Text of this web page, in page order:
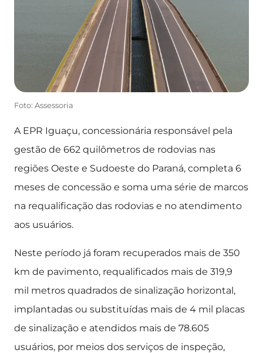
Foto: Assessoria
A EPR Iguaçu, concessionária responsável pela
gestão de 662 quilômetros de rodovias nas
regiões Oeste e Sudoeste do Paraná, completa 6
meses de concessão e soma uma série de marcos
na requalificação das rodovias e no atendimento
aos usuários.
Neste período já foram recuperados mais de 350
km de pavimento, requalificados mais de 319,9
mil metros quadrados de sinalização horizontal,
implantadas ou substituídas mais de 4 mil placas
de sinalização e atendidos mais de 78.605
usuários, por meios dos serviços de inspeção,